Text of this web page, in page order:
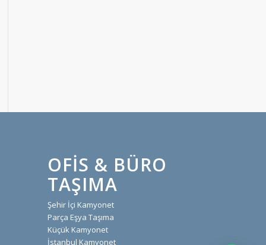
OFIS & BÜRO
TAŞIMA
Şehir İçi Kamyonet
Parça Eşya Taşıma
Küçük Kamyonet
İstanbul Kamyonet